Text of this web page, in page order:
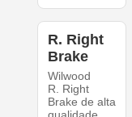
R. Right
Brake
Wilwood
R. Right
Brake de alta